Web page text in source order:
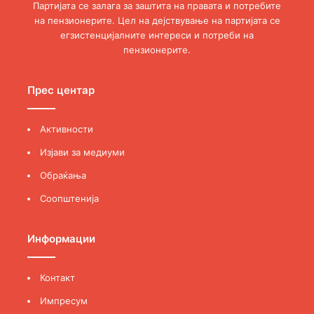
индициите и сомневањата да се разјаснат и
вистината да излезе на виделина. Поради тоа ПП им
дава и ќе им дава подршка во иднина на сите кои
аргументирано ќе бараат од надлежните државни
однесување, со цел да се утврди конкретна и лична
одговорност на секој поединец.
Во Скопје, 10.07.2023 година
ПАРТИЈА НА ПЕНЗИОНЕРИ
Партијата се залага за заштита на правата и потребите
на пензионерите. Цел на дејствување на партијата се
егзистенцијалните интереси и потреби на
пензионерите.
Прес центар
Активности
Изјави за медиуми
Обраќања
Соопштенија
Информации
Контакт
Импресум